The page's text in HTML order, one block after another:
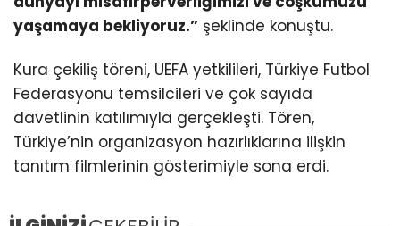
yaşamaya bekliyoruz.” şeklinde konuştu.
Kura çekiliş töreni, UEFA yetkilileri, Türkiye Futbol
Federasyonu temsilcileri ve çok sayıda
davetlinin katılımıyla gerçekleşti. Tören,
Türkiye’nin organizasyon hazırlıklarına ilişkin
tanıtım filmlerinin gösterimiyle sona erdi.